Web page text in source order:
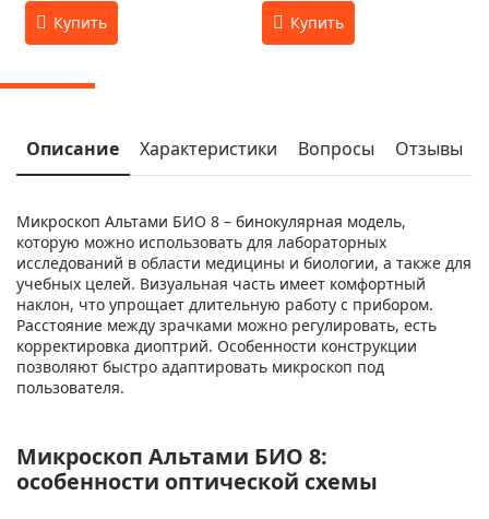
Описание Характеристики Вопросы Отзывы
Микроскоп Альтами БИО 8 – бинокулярная модель,
которую можно использовать для лабораторных
исследований в области медицины и биологии, а также для
учебных целей. Визуальная часть имеет комфортный
наклон, что упрощает длительную работу с прибором.
Расстояние между зрачками можно регулировать, есть
корректировка диоптрий. Особенности конструкции
позволяют быстро адаптировать микроскоп под
пользователя.
Микроскоп Альтами БИО 8:
особенности оптической схемы